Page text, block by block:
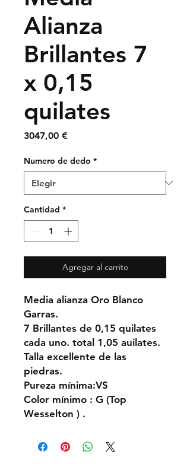
Alianza
Brillantes 7
x 0,15
quilates
3047,00 €Precio
Numero de dedo *
Cantidad *
Agregar al carrito
Media alianza Oro Blanco
Garras.
7 Brillantes de 0,15 quilates
cada uno. total 1,05 auilates.
Talla excellente de las
piedras.
Pureza mínima:VS
Color mínimo : G (Top
Wesselton ) .